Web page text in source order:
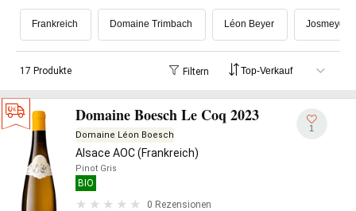
Frankreich Domaine Trimbach Léon Beyer Josmeyer
17 Produkte Filtern
Domaine Boesch Le Coq 2023
Domaine Léon Boesch
Alsace AOC (Frankreich)
Pinot Gris
BIO
0 Rezensionen
1